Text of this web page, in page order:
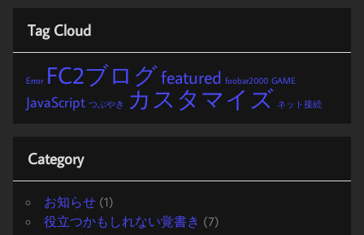
Tag Cloud
Error FC2ブログfeatured foobar2000 GAME
JavaScript つぶやき カスタマイズ ネット接続
Category
お知らせ (1)
役立つかもしれない覚書き (7)